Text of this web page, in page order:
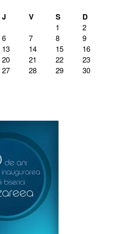
J V S D
1
2
6 7 8
9
13 14 15
16
20 21 22
23
27 28 29
30